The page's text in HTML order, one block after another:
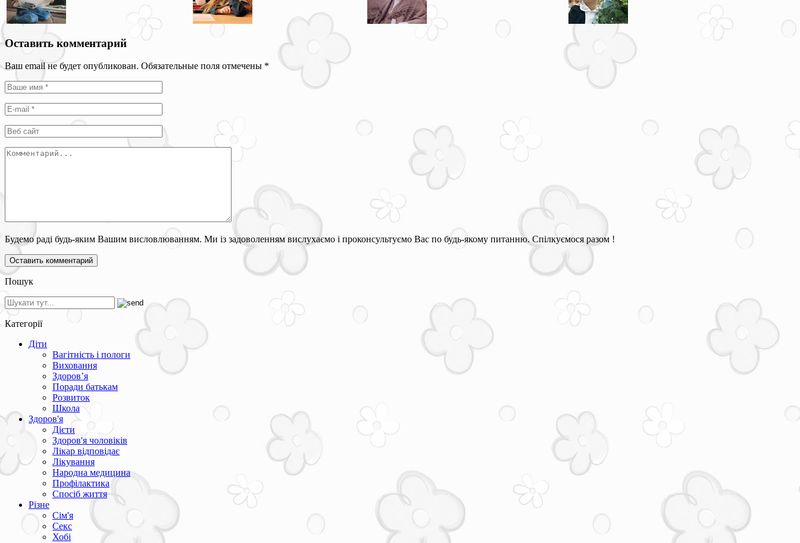
Оставить комментарий
Ваш email не будет опубликован. Обязательные поля отмечены *
Будемо раді будь-яким Вашим висловлюванням. Ми із задоволенням вислухаємо і проконсультуємо Вас по будь-якому питанню. Спілкуємося разом !
Пошук
Категорії
Діти
Вагітність і пологи
Виховання
Здоров’я
Поради батькам
Розвиток
Школа
Здоров'я
Дієти
Здоров'я чоловіків
Лікар відповідає
Лікування
Народна медицина
Профілактика
Спосіб життя
Різне
Сім'я
Секс
Хобі